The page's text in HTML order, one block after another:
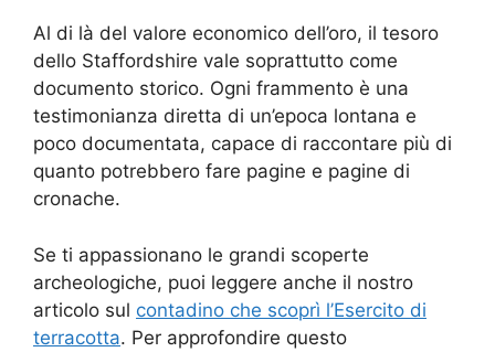
Al di là del valore economico dell’oro, il tesoro
dello Staffordshire vale soprattutto come
documento storico. Ogni frammento è una
testimonianza diretta di un’epoca lontana e
poco documentata, capace di raccontare più di
quanto potrebbero fare pagine e pagine di
cronache.
Se ti appassionano le grandi scoperte
archeologiche, puoi leggere anche il nostro
articolo sul contadino che scoprì l’Esercito di
terracotta. Per approfondire questo